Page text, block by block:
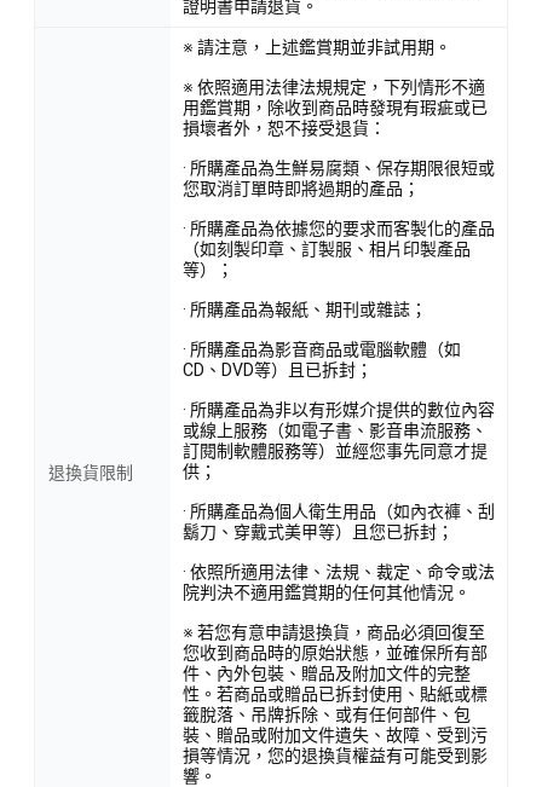
證明書申請退貨。
退換貨限制
※ 請注意，上述鑑賞期並非試用期。
※ 依照適用法律法規規定，下列情形不適
用鑑賞期，除收到商品時發現有瑕疵或已
損壞者外，恕不接受退貨：
· 所購產品為生鮮易腐類、保存期限很短或
您取消訂單時即將過期的產品；
· 所購產品為依據您的要求而客製化的產品
（如刻製印章、訂製服、相片印製產品
等）；
· 所購產品為報紙、期刊或雜誌；
· 所購產品為影音商品或電腦軟體（如
CD、DVD等）且已拆封；
· 所購產品為非以有形媒介提供的數位內容
或線上服務（如電子書、影音串流服務、
訂閱制軟體服務等）並經您事先同意才提
供；
· 所購產品為個人衛生用品（如內衣褲、刮
鬍刀、穿戴式美甲等）且您已拆封；
· 依照所適用法律、法規、裁定、命令或法
院判決不適用鑑賞期的任何其他情況。
※ 若您有意申請退換貨，商品必須回復至
您收到商品時的原始狀態，並確保所有部
件、內外包裝、贈品及附加文件的完整
性。若商品或贈品已拆封使用、貼紙或標
籤脫落、吊牌拆除、或有任何部件、包
裝、贈品或附加文件遺失、故障、受到污
損等情況，您的退換貨權益有可能受到影
響。